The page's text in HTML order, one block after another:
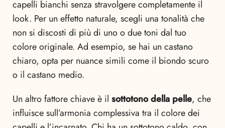
capelli bianchi senza stravolgere completamente il
look. Per un effetto naturale, scegli una tonalità che
non si discosti di più di uno o due toni dal tuo
colore originale. Ad esempio, se hai un castano
chiaro, opta per nuance simili come il biondo scuro
o il castano medio.
Un altro fattore chiave è il sottotono della pelle, che
influisce sull’armonia complessiva tra il colore dei